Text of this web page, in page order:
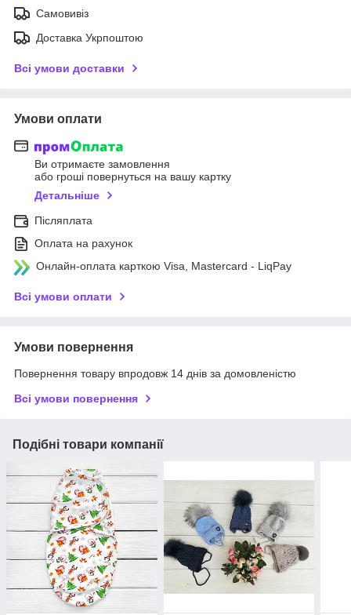
Самовивіз
Доставка Укрпоштою
Всі умови доставки
Умови оплати
Ви отримаєте замовлення
або гроші повернуться на вашу картку
Детальніше
Післяплата
Оплата на рахунок
Онлайн-оплата карткою Visa, Mastercard - LiqPay
Всі умови оплати
Умови повернення
Повернення товару впродовж 14 днів за домовленістю
Всі умови повернення
Подібні товари компанії